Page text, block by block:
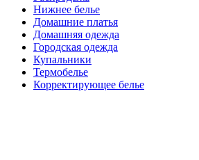
Нижнее белье
Домашние платья
Домашняя одежда
Городская одежда
Купальники
Термобелье
Корректирующее белье